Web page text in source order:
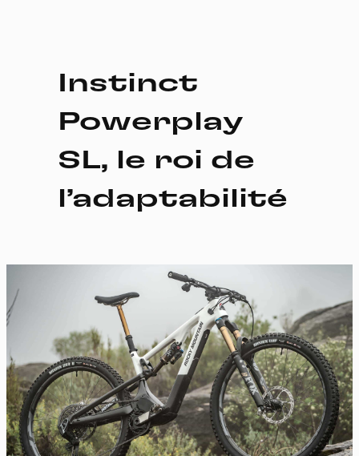
Instinct
Powerplay
SL, le roi de
l’adaptabilité